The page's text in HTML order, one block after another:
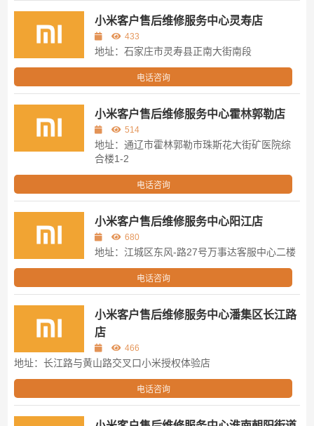
小米客户售后维修服务中心灵寿店
433
地址：石家庄市灵寿县正南大街南段
电话咨询
小米客户售后维修服务中心霍林郭勒店
514
地址：通辽市霍林郭勒市珠斯花大街矿医院综
合楼1-2
电话咨询
小米客户售后维修服务中心阳江店
680
地址：江城区东风-路27号万事达客服中心二楼
电话咨询
小米客户售后维修服务中心潘集区长江路
店
466
地址：长江路与黄山路交叉口小米授权体验店
电话咨询